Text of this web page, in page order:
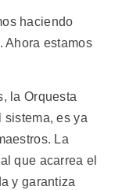
haciendo
Ahora estamos
la Orquesta
sistema, es ya
La
que acarrea el
y garantiza